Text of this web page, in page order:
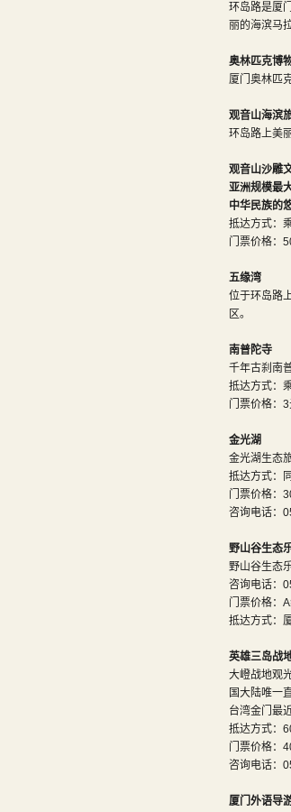
环岛路是厦
丽的海滨马
奥林匹克博
厦门奥林匹
观音山海滨
环岛路上美
观音山沙雕
亚洲规模最
中华民族的
抵达方式：
门票价格
五缘湾
位于环岛路
区。
南普陀寺
千年古刹南
抵达方式：
门票价格
金光湖
金光湖生态
抵达方式：
门票价格：
咨询电话：
野山谷生态
野山谷生态
咨询电话：
门票价格：
抵达方式：
英雄三岛战
大嶝战地观
国大陆唯一
台湾金门最
抵达方式：
门票价格：
咨询电话：
厦门外语导